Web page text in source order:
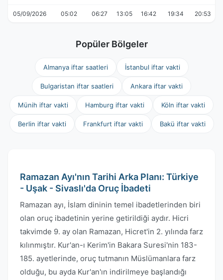
05/09/2026 05:02 06:27 13:05 16:42 19:34 20:53
Popüler Bölgeler
Almanya iftar saatleri İstanbul iftar vakti
Bulgaristan iftar saatleri Ankara iftar vakti
Münih iftar vakti Hamburg iftar vakti Köln iftar vakti
Berlin iftar vakti Frankfurt iftar vakti Bakü iftar vakti
Ramazan Ayı'nın Tarihi Arka Planı: Türkiye
- Uşak - Sivaslı'da Oruç İbadeti
Ramazan ayı, İslam dininin temel ibadetlerinden biri
olan oruç ibadetinin yerine getirildiği aydır. Hicri
takvimde 9. ay olan Ramazan, Hicret'in 2. yılında farz
kılınmıştır. Kur'an-ı Kerim'in Bakara Suresi'nin 183-
185. ayetlerinde, oruç tutmanın Müslümanlara farz
olduğu, bu ayda Kur'an'ın indirilmeye başlandığı